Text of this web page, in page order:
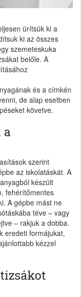
ürítsük ki a
ki az összes
szemeteskuka
belőle. A
és a címkén
de alap esetben
követve.
a
szerint
az iskolatáskát. A
készült
fehérítőmentes
A gépbe mást ne
téve – vagy
– rakjuk a dobba.
eredeti formájukat,
kézzel